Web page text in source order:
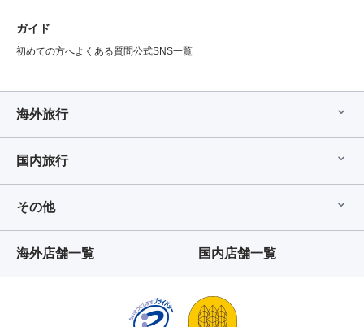
ガイド
初めての方へよくある質問公式SNS一覧
海外旅行
国内旅行
その他
海外店舗一覧 国内店舗一覧